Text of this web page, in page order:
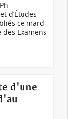
d’Études
ce mardi
Examens
d'une